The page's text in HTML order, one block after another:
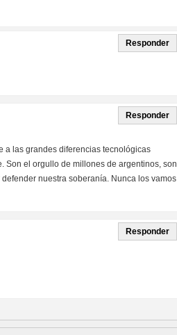
Responder
Responder
a las grandes diferencias tecnológicas
Son el orgullo de millones de argentinos, son
nuestra soberanía. Nunca los vamos
Responder